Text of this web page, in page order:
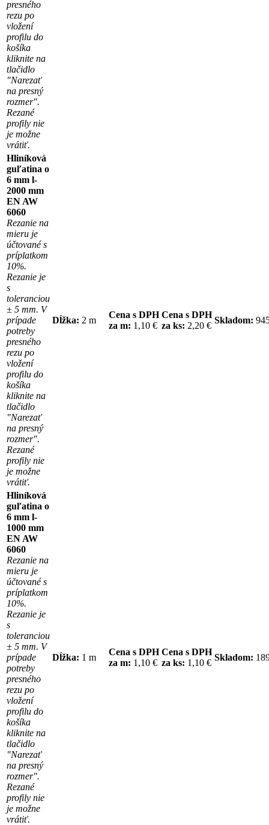
presného
rezu po
vložení
profilu do
košíka
kliknite na
tlačidlo
"Narezať
na presný
rozmer".
Rezané
profily nie
je možne
vrátiť.
Hliníková
guľatina o
6 mm l-
2000 mm
EN AW
6060
Rezanie na
mieru je
účtované s
príplatkom
10%.
Rezanie je
s
toleranciou
± 5 mm. V
prípade
potreby
presného
rezu po
vložení
profilu do
košíka
kliknite na
tlačidlo
"Narezať
na presný
rozmer".
Rezané
profily nie
je možne
vrátiť.
Dĺžka: 2 m
Cena s DPH
za m: 1,10 €
Cena s DPH
za ks: 2,20 €
Skladom:
Hliníková
guľatina o
6 mm l-
1000 mm
EN AW
6060
Rezanie na
mieru je
účtované s
príplatkom
10%.
Rezanie je
s
toleranciou
± 5 mm. V
prípade
potreby
presného
rezu po
vložení
profilu do
košíka
kliknite na
tlačidlo
"Narezať
na presný
rozmer".
Rezané
profily nie
je možne
vrátiť.
Dĺžka: 1 m
Cena s DPH
za m: 1,10 €
Cena s DPH
za ks: 1,10 €
Skladom: